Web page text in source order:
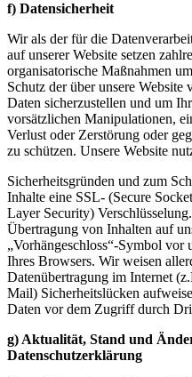
f) Datensicherheit
Wir als der für die
auf unserer Website setzen
organisatorische Maßnahmen
Schutz der über unsere Website
Daten sicherzustellen und um
vorsätzlichen Manipulationen,
Verlust oder Zerstörung oder
zu schützen. Unsere Website
Sicherheitsgründen und zum
Inhalte eine SSL- (Secure
Layer Security)
Übertragung von Inhalten auf
„Vorhängeschloss“-Symbol vor
Ihres Browsers. Wir weisen
Datenübertragung im Internet
Mail) Sicherheitslücken
Daten vor dem Zugriff durch
g) Aktualität, Stand und
Datenschutzerklärung